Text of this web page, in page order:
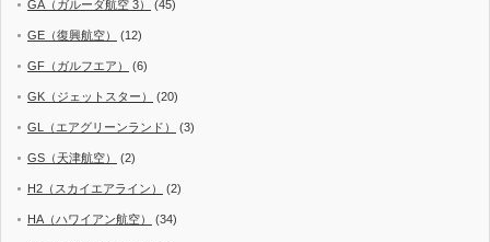
GA（ガルーダ航空 3） (45)
GE（復興航空） (12)
GF（ガルフエア） (6)
GK（ジェットスター） (20)
GL（エアグリーンランド） (3)
GS（天津航空） (2)
H2（スカイエアライン） (2)
HA（ハワイアン航空） (34)